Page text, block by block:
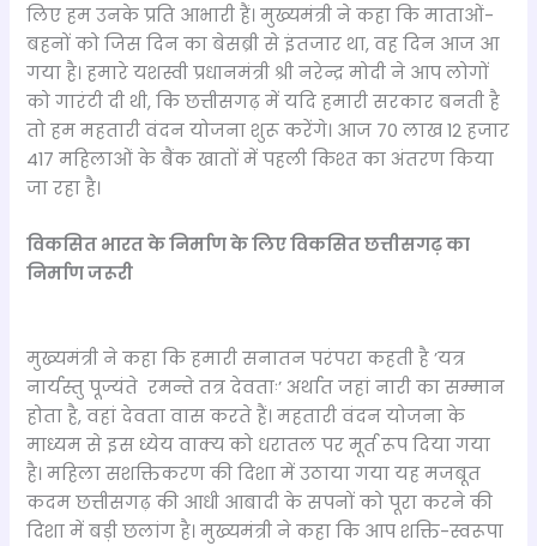
लिए हम उनके प्रति आभारी हैं। मुख्यमंत्री ने कहा कि माताओं-
बहनों को जिस दिन का बेसब्री से इंतजार था, वह दिन आज आ
गया है। हमारे यशस्वी प्रधानमंत्री श्री नरेन्द्र मोदी ने आप लोगों
को गारंटी दी थी, कि छत्तीसगढ़ में यदि हमारी सरकार बनती है
तो हम महतारी वंदन योजना शुरू करेंगे। आज 70 लाख 12 हजार
417 महिलाओं के बैंक खातों में पहली किश्त का अंतरण किया
जा रहा है।
विकसित भारत के निर्माण के लिए विकसित छत्तीसगढ़ का
निर्माण जरूरी
मुख्यमंत्री ने कहा कि हमारी सनातन परंपरा कहती है ’यत्र
नार्यस्तु पूज्यंते रमन्ते तत्र देवताः’ अर्थात जहां नारी का सम्मान
होता है, वहां देवता वास करते हैं। महतारी वंदन योजना के
माध्यम से इस ध्येय वाक्य को धरातल पर मूर्त रूप दिया गया
है। महिला सशक्तिकरण की दिशा में उठाया गया यह मजबूत
कदम छत्तीसगढ़ की आधी आबादी के सपनों को पूरा करने की
दिशा में बड़ी छलांग है। मुख्यमंत्री ने कहा कि आप शक्ति-स्वरूपा